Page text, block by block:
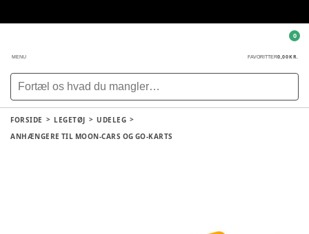
MENU FAVORITTER0,00 KR.
0
FORSIDE LEGETØJ
UDELEG
ANHÆNGERE TIL MOON-CARS OG GO-KARTS